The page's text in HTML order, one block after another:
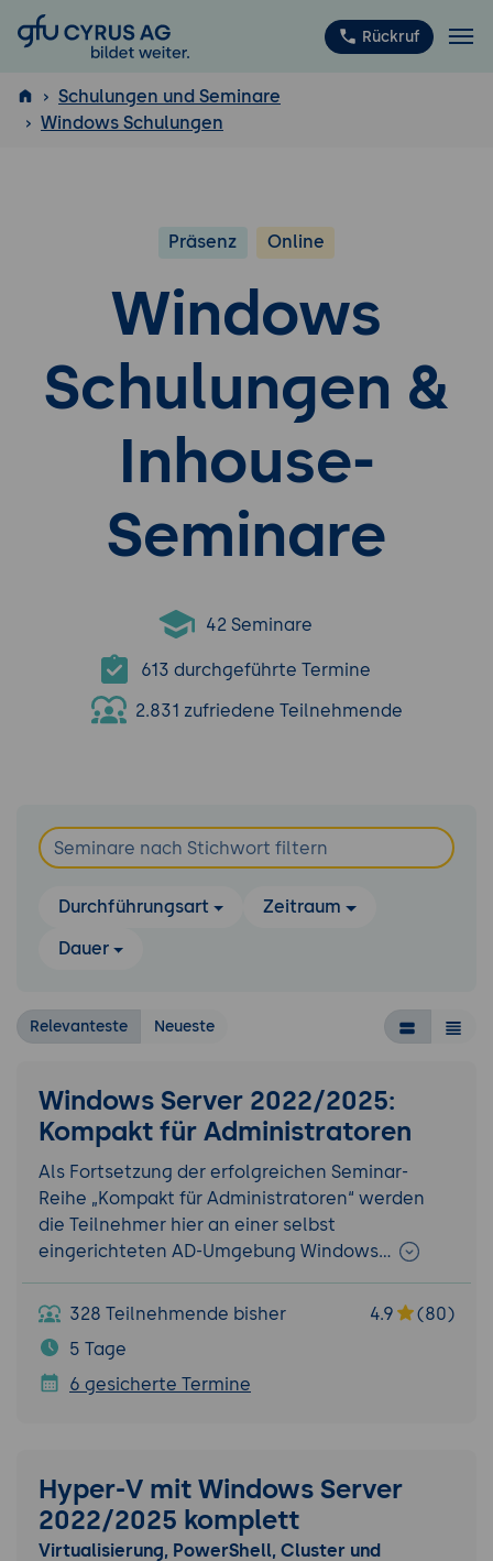
GFU Cyrus AG Rückruf
ISTQB
Schulungen und Seminare
Windows Schulungen
Präsenz Online
Windows
Schulungen &
Inhouse-
Seminare
42 Seminare
613 durchgeführte Termine
2.831 zufriedene Teilnehmende
Durchführungsart
Zeitraum
Dauer
Relevanteste Neueste
Windows Server 2022/2025:
Kompakt für Administratoren
Als Fortsetzung der erfolgreichen Seminar-
Reihe „Kompakt für Administratoren“ werden
die Teilnehmer hier an einer selbst
eingerichteten AD-Umgebung Windows…
328 Teilnehmende bisher 4.9
(80)
5 Tage
6 gesicherte Termine
Hyper-V mit Windows Server
2022/2025 komplett
Virtualisierung, PowerShell, Cluster und